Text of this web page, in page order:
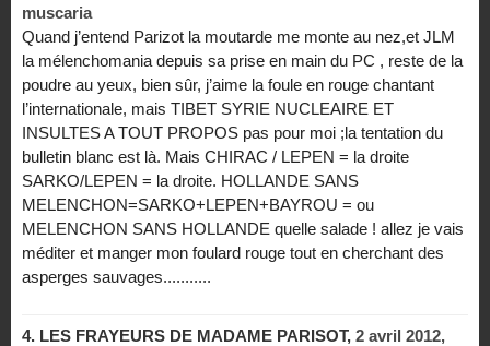
muscaria
Quand j’entend Parizot la moutarde me monte au nez,et JLM
la mélenchomania depuis sa prise en main du PC , reste de la
poudre au yeux, bien sûr, j’aime la foule en rouge chantant
l’internationale, mais TIBET SYRIE NUCLEAIRE ET
INSULTES A TOUT PROPOS pas pour moi ;la tentation du
bulletin blanc est là. Mais CHIRAC / LEPEN = la droite
SARKO/LEPEN = la droite. HOLLANDE SANS
MELENCHON=SARKO+LEPEN+BAYROU = ou
MELENCHON SANS HOLLANDE quelle salade ! allez je vais
méditer et manger mon foulard rouge tout en cherchant des
asperges sauvages...........
4. LES FRAYEURS DE MADAME PARISOT, 2 avril 2012,